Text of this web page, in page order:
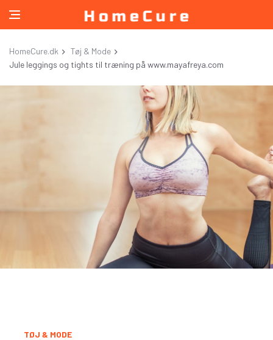
HomeCure.dk
Tøj & Mode
Jule leggings og tights til træning på www.mayafreya.com
TØJ & MODE